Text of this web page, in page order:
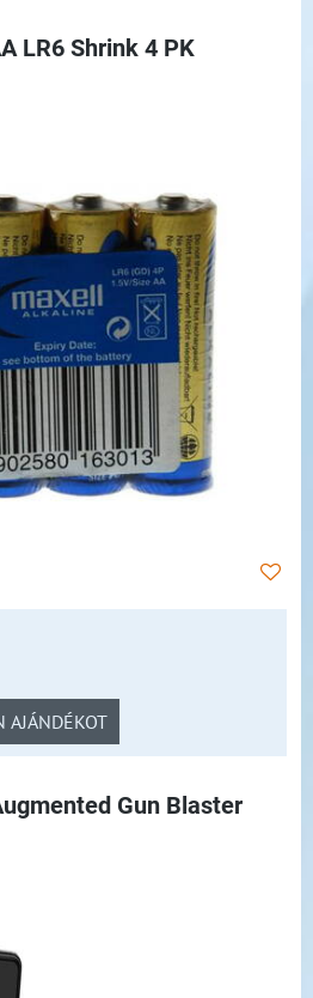
LR6 Shrink 4 PK
Gun Blaster